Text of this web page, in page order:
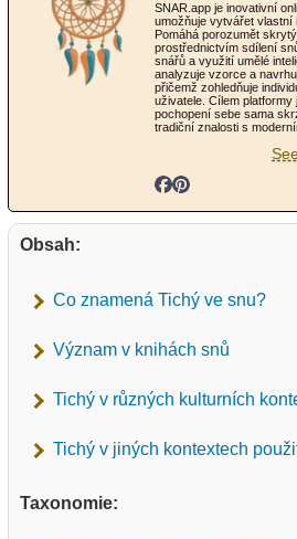
SNAR.app je inovativní
umožňuje vytvářet vlastní
Pomáhá porozumět
prostřednictvím sdílení
snářů a využití umělé
analyzuje vzorce a
přičemž zohledňuje
uživatele. Cílem
pochopení sebe sama
tradiční znalosti s
Obsah:
Co znamená Tichý ve snu?
Význam v knihách snů
Tichý v různých kulturních
Tichý v jiných kontextech
Taxonomie: